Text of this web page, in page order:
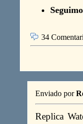
34
Enviado por
Replica